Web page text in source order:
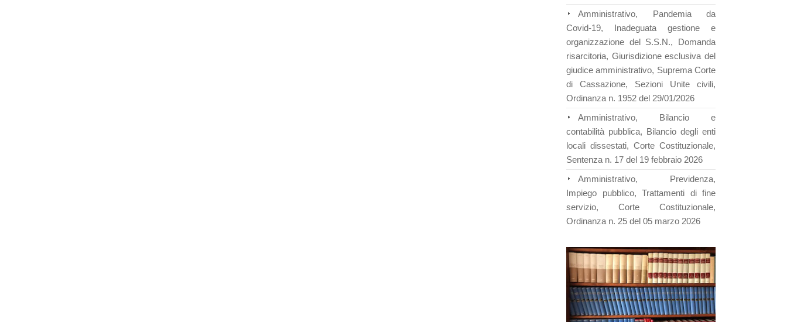
Amministrativo, Pandemia da
Covid-19, Inadeguata gestione e
organizzazione del S.S.N., Domanda
risarcitoria, Giurisdizione esclusiva del
giudice amministrativo, Suprema Corte
di Cassazione, Sezioni Unite civili,
Ordinanza n. 1952 del 29/01/2026
Amministrativo, Bilancio e
contabilità pubblica, Bilancio degli enti
locali dissestati, Corte Costituzionale,
Sentenza n. 17 del 19 febbraio 2026
Amministrativo, Previdenza,
Impiego pubblico, Trattamenti di fine
servizio, Corte Costituzionale,
Ordinanza n. 25 del 05 marzo 2026